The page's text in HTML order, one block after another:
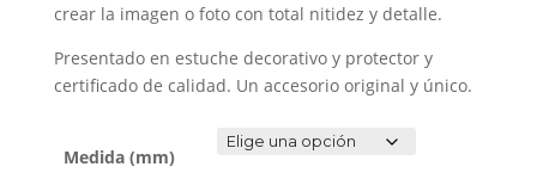
crear la imagen o foto con total nitidez y detalle.
Presentado en estuche decorativo y protector y
certificado de calidad. Un accesorio original y único.
Medida (mm)